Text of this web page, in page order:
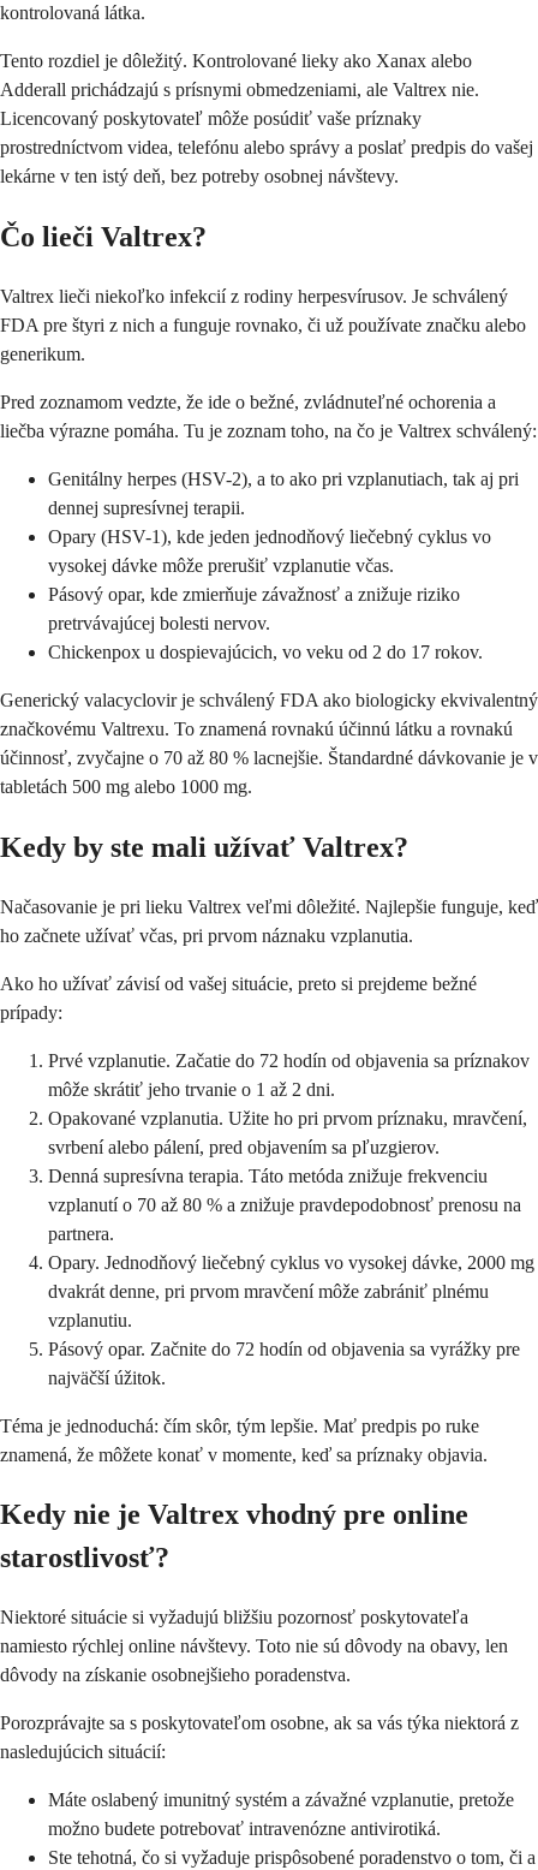
kontrolovaná látka.
Tento rozdiel je dôležitý. Kontrolované lieky ako Xanax alebo
Adderall prichádzajú s prísnymi obmedzeniami, ale Valtrex nie.
Licencovaný poskytovateľ môže posúdiť vaše príznaky
prostredníctvom videa, telefónu alebo správy a poslať predpis do vašej
lekárne v ten istý deň, bez potreby osobnej návštevy.
Čo lieči Valtrex?
Valtrex lieči niekoľko infekcií z rodiny herpesvírusov. Je schválený
FDA pre štyri z nich a funguje rovnako, či už používate značku alebo
generikum.
Pred zoznamom vedzte, že ide o bežné, zvládnuteľné ochorenia a
liečba výrazne pomáha. Tu je zoznam toho, na čo je Valtrex schválený:
Genitálny herpes (HSV-2), a to ako pri vzplanutiach, tak aj pri
dennej supresívnej terapii.
Opary (HSV-1), kde jeden jednodňový liečebný cyklus vo
vysokej dávke môže prerušiť vzplanutie včas.
Pásový opar, kde zmierňuje závažnosť a znižuje riziko
pretrvávajúcej bolesti nervov.
Chickenpox u dospievajúcich, vo veku od 2 do 17 rokov.
Generický valacyclovir je schválený FDA ako biologicky ekvivalentný
značkovému Valtrexu. To znamená rovnakú účinnú látku a rovnakú
účinnosť, zvyčajne o 70 až 80 % lacnejšie. Štandardné dávkovanie je v
tabletách 500 mg alebo 1000 mg.
Kedy by ste mali užívať Valtrex?
Načasovanie je pri lieku Valtrex veľmi dôležité. Najlepšie funguje, keď
ho začnete užívať včas, pri prvom náznaku vzplanutia.
Ako ho užívať závisí od vašej situácie, preto si prejdeme bežné
prípady:
Prvé vzplanutie. Začatie do 72 hodín od objavenia sa príznakov
môže skrátiť jeho trvanie o 1 až 2 dni.
Opakované vzplanutia. Užite ho pri prvom príznaku, mravčení,
svrbení alebo pálení, pred objavením sa pľuzgierov.
Denná supresívna terapia. Táto metóda znižuje frekvenciu
vzplanutí o 70 až 80 % a znižuje pravdepodobnosť prenosu na
partnera.
Opary. Jednodňový liečebný cyklus vo vysokej dávke, 2000 mg
dvakrát denne, pri prvom mravčení môže zabrániť plnému
vzplanutiu.
Pásový opar. Začnite do 72 hodín od objavenia sa vyrážky pre
najväčší úžitok.
Téma je jednoduchá: čím skôr, tým lepšie. Mať predpis po ruke
znamená, že môžete konať v momente, keď sa príznaky objavia.
Kedy nie je Valtrex vhodný pre online
starostlivosť?
Niektoré situácie si vyžadujú bližšiu pozornosť poskytovateľa
namiesto rýchlej online návštevy. Toto nie sú dôvody na obavy, len
dôvody na získanie osobnejšieho poradenstva.
Porozprávajte sa s poskytovateľom osobne, ak sa vás týka niektorá z
nasledujúcich situácií:
Máte oslabený imunitný systém a závažné vzplanutie, pretože
možno budete potrebovať intravenózne antivirotiká.
Ste tehotná, čo si vyžaduje prispôsobené poradenstvo o tom, či a